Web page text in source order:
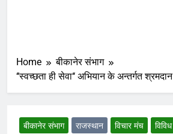
Home
बीकानेर संभाग
‘‘स्वच्छता ही सेवा‘‘ अभियान के अन्तर्गत श्रमदान
बीकानेर संभाग राजस्थान विचार मंच विविध